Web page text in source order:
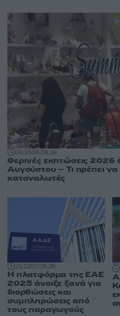
08:1508.08.26
Θερινές εκπτώσεις 2026
Αυγούστου – Τι πρέπει να
καταναλωτές
21:1207.08.26
Η πλατφόρμα της ΕΑΕ
2025 άνοιξε ξανά για
διορθώσεις και
συμπληρώσεις από
τους παραγωγούς